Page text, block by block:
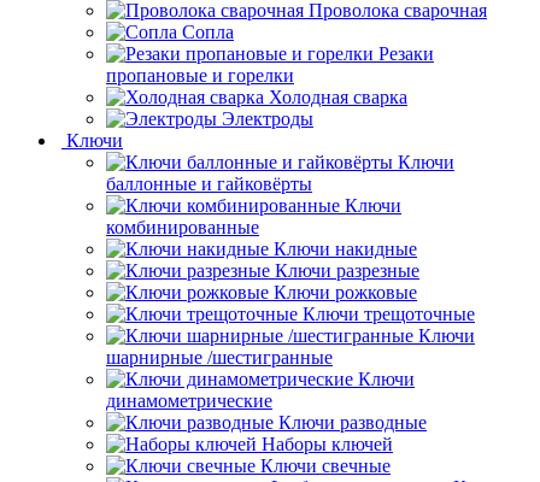
Проволока сварочная
Сопла
Резаки
пропановые и горелки
Холодная сварка
Электроды
Ключи
Ключи
баллонные и гайковёрты
Ключи
комбинированные
Ключи накидные
Ключи разрезные
Ключи рожковые
Ключи трещоточные
Ключи
шарнирные /шестигранные
Ключи
динамометрические
Ключи разводные
Наборы ключей
Ключи свечные